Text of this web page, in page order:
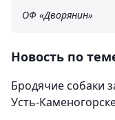
ОФ «Дворянин»
Новость по
Бродячие собаки
Усть-